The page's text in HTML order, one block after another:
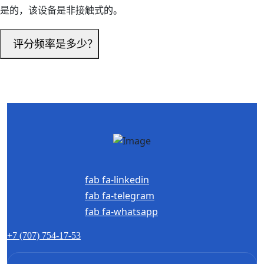
是的，该设备是非接触式的。
评分频率是多少？
fab fa-linkedin
fab fa-telegram
fab fa-whatsapp
+7 (707) 754-17-53